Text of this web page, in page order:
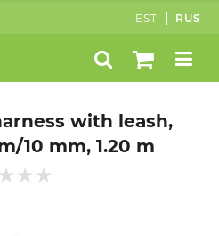
EST RUS
with leash,
10 mm, 1.20 m